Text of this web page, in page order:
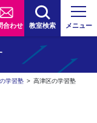
合わせ 教室検索 メニュー
学習塾 > 高津区の学習塾